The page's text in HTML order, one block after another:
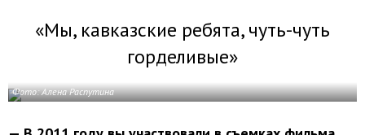
«Мы, кавказские ребята, чуть-чуть
горделивые»
Фото: Алена Распутина